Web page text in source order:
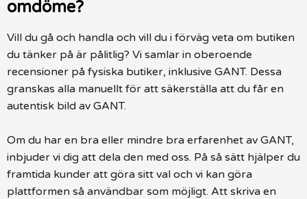
omdöme?
Vill du gå och handla och vill du i förväg veta om butiken
du tänker på är pålitlig? Vi samlar in oberoende
recensioner på fysiska butiker, inklusive GANT. Dessa
granskas alla manuellt för att säkerställa att du får en
autentisk bild av GANT.
Om du har en bra eller mindre bra erfarenhet av GANT,
inbjuder vi dig att dela den med oss. På så sätt hjälper du
framtida kunder att göra sitt val och vi kan göra
plattformen så användbar som möjligt. Att skriva en